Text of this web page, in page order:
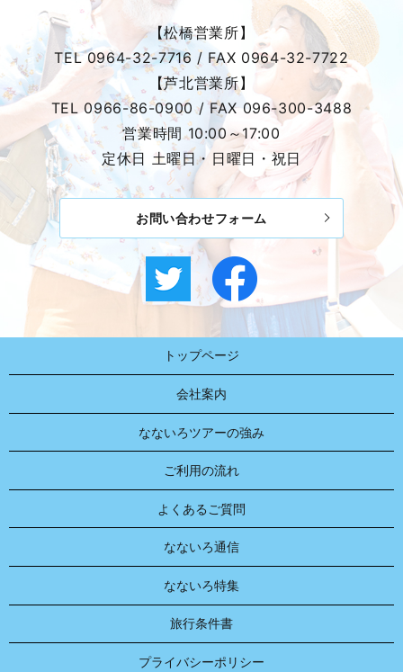
【松橋営業所】
TEL0964-32-7716 / FAX 0964-32-7722
【芦北営業所】
TEL0966-86-0900 / FAX 096-300-3488
営業時間 10:00～17:00
定休日 土曜日・日曜日・祝日
お問い合わせフォーム
トップページ
会社案内
なないろツアーの強み
ご利用の流れ
よくあるご質問
なないろ通信
なないろ特集
旅行条件書
プライバシーポリシー